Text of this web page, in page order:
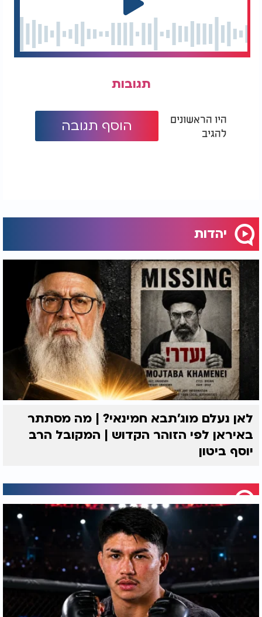
תגובות
היו הראשונים
להגיב
הוסף תגובה
יהדות
לאן נעלם מוג'תבא חמינאי? | מה מסתתר
באיראן לפי הזוהר הקדוש | המקובל הרב
יוסף ביטון